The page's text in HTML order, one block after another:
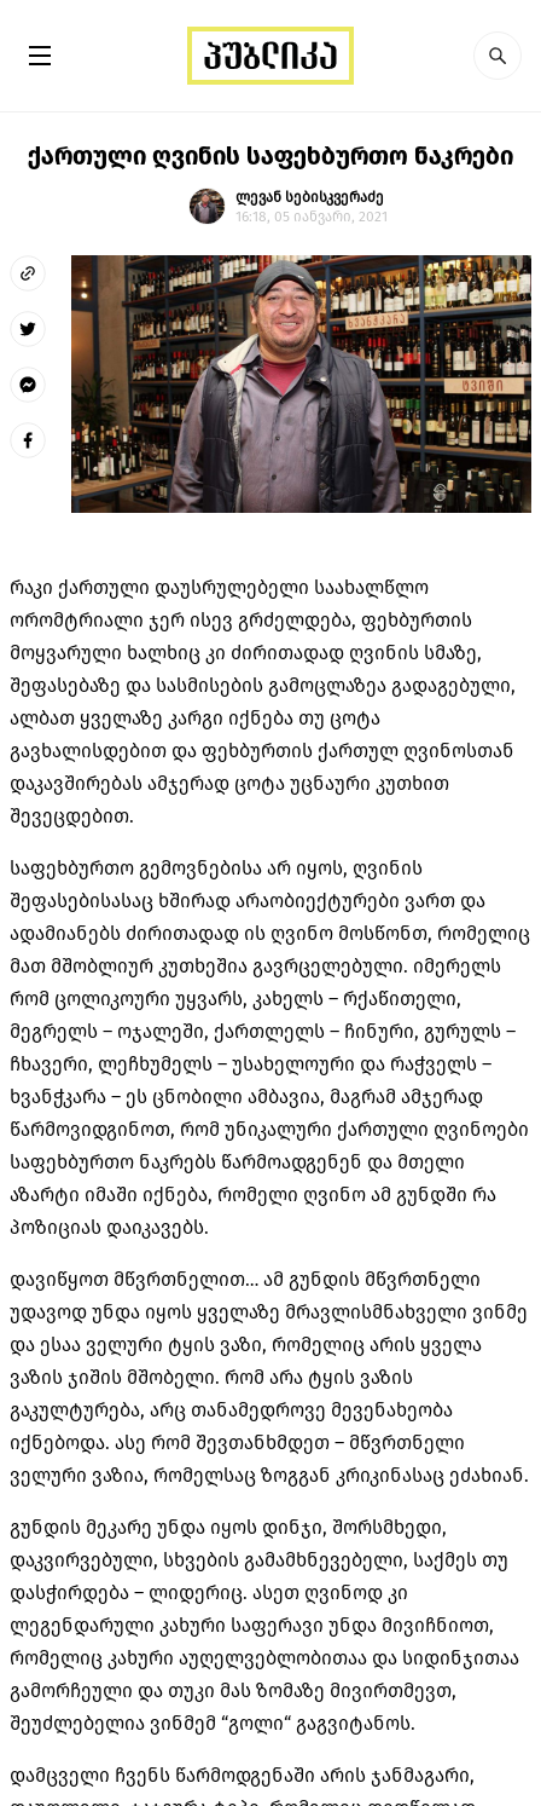
ქართული ღვინის საფეხბურთო ნაკრები
ლევან სებისკვერაძე
16:18, 05 იანვარი, 2021
რაკი ქართული დაუსრულებელი საახალწლო
ორომტრიალი ჯერ ისევ გრძელდება, ფეხბურთის
მოყვარული ხალხიც კი ძირითადად ღვინის სმაზე,
შეფასებაზე და სასმისების გამოცლაზეა გადაგებული,
ალბათ ყველაზე კარგი იქნება თუ ცოტა
გავხალისდებით და ფეხბურთის ქართულ ღვინოსთან
დაკავშირებას ამჯერად ცოტა უცნაური კუთხით
შევეცდებით.
საფეხბურთო გემოვნებისა არ იყოს, ღვინის
შეფასებისასაც ხშირად არაობიექტურები ვართ და
ადამიანებს ძირითადად ის ღვინო მოსწონთ, რომელიც
მათ მშობლიურ კუთხეშია გავრცელებული. იმერელს
რომ ცოლიკოური უყვარს, კახელს – რქაწითელი,
მეგრელს – ოჯალეში, ქართლელს – ჩინური, გურულს –
ჩხავერი, ლეჩხუმელს – უსახელოური და რაჭველს –
ხვანჭკარა – ეს ცნობილი ამბავია, მაგრამ ამჯერად
წარმოვიდგინოთ, რომ უნიკალური ქართული ღვინოები
საფეხბურთო ნაკრებს წარმოადგენენ და მთელი
აზარტი იმაში იქნება, რომელი ღვინო ამ გუნდში რა
პოზიციას დაიკავებს.
დავიწყოთ მწვრთნელით… ამ გუნდის მწვრთნელი
უდავოდ უნდა იყოს ყველაზე მრავლისმნახველი ვინმე
და ესაა ველური ტყის ვაზი, რომელიც არის ყველა
ვაზის ჯიშის მშობელი. რომ არა ტყის ვაზის
გაკულტურება, არც თანამედროვე მევენახეობა
იქნებოდა. ასე რომ შევთანხმდეთ – მწვრთნელი
ველური ვაზია, რომელსაც ზოგგან კრიკინასაც ეძახიან.
გუნდის მეკარე უნდა იყოს დინჯი, შორსმხედი,
დაკვირვებული, სხვების გამამხნევებელი, საქმეს თუ
დასჭირდება – ლიდერიც. ასეთ ღვინოდ კი
ლეგენდარული კახური საფერავი უნდა მივიჩნიოთ,
რომელიც კახური აუღელვებლობითაა და სიდინჯითაა
გამორჩეული და თუკი მას ზომაზე მივირთმევთ,
შეუძლებელია ვინმემ “გოლი“ გაგვიტანოს.
დამცველი ჩვენს წარმოდგენაში არის ჯანმაგარი,